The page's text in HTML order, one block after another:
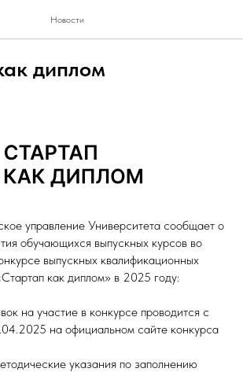
Новости
диплом
управление Университета сообщает о
обучающихся выпускных курсов во
выпускных квалификационных
как диплом» в 2025 году:
на участие в конкурсе проводится с
на официальном сайте конкурса
указания по заполнению